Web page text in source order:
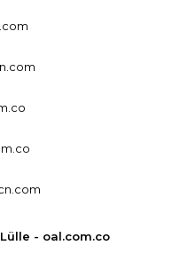
- oal.com.co